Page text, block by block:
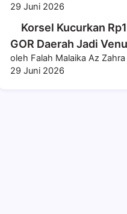
29 Juni 2026
Korsel Kucurkan
GOR Daerah Jadi
oleh Falah Malaika Az Zahra
29 Juni 2026